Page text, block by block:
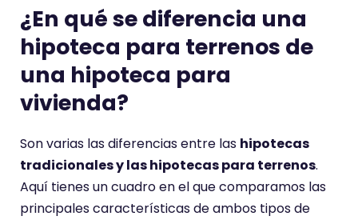
¿En qué se diferencia una
hipoteca para terrenos de
una hipoteca para
vivienda?
Son varias las diferencias entre las hipotecas
tradicionales y las hipotecas para terrenos.
Aquí tienes un cuadro en el que comparamos las
principales características de ambos tipos de